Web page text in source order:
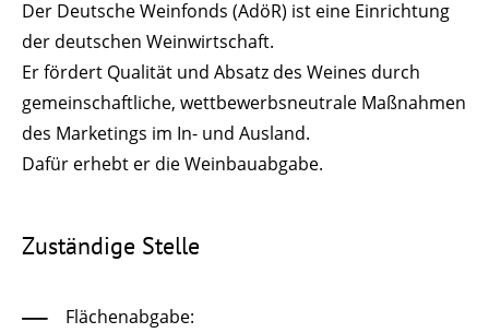
Der Deutsche Weinfonds (AdöR) ist eine Einrichtung
der deutschen Weinwirtschaft.
Er fördert Qualität und Absatz des Weines durch
gemeinschaftliche, wettbewerbsneutrale Maßnahmen
des Marketings im In- und Ausland.
Dafür erhebt er die Weinbauabgabe.
Zuständige Stelle
Flächenabgabe: